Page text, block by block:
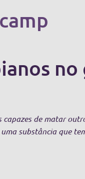
de matar
substância que